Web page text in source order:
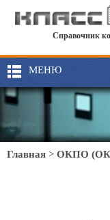
Справочник
МЕНЮ
Главная > ОКПО (ОК